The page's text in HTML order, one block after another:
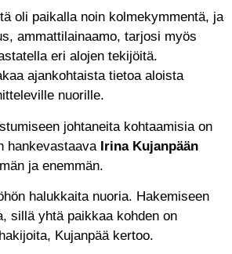
oli paikalla noin kolmekymmentä, ja
ammattilainaamo, tarjosi myös
eri alojen tekijöitä.
ajankohtaista tietoa aloista
nuorille.
johtaneita kohtaamisia on
hankevastaava Irina Kujanpään
ja enemmän.
halukkaita nuoria. Hakemiseen
sillä yhtä paikkaa kohden on
Kujanpää kertoo.